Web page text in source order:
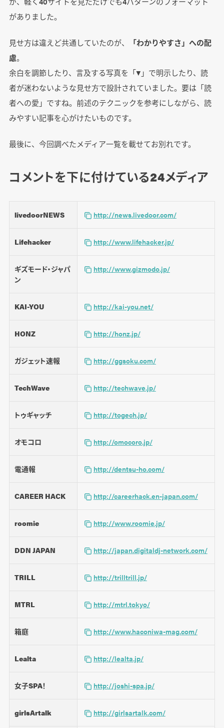
がありました。
見せ方は違えど共通していたのが、
「わかりやすさ」への配
慮。
余白を調節したり、言及する写真を「▼」で明示したり、読
者が迷わないような見せ方で設計されていました。要は「読
者への愛」ですね。前述のテクニックを参考にしながら、読
みやすい記事を心がけたいものです。
最後に、今回調べたメディア一覧を載せてお別れです。
コメントを下に付けている24メディア
livedoorNEWS http://news.livedoor.com/
Lifehacker http://www.lifehacker.jp/
ギズモード・ジャパ
ン
http://www.gizmodo.jp/
KAI-YOU http://kai-you.net/
HONZ http://honz.jp/
ガジェット速報 http://ggsoku.com/
TechWave http://techwave.jp/
トゥギャッチ http://togech.jp/
オモコロ http://omocoro.jp/
電通報 http://dentsu-ho.com/
CAREER HACK http://careerhack.en-japan.com/
roomie http://www.roomie.jp/
DDN JAPAN http://japan.digitaldj-network.com/
TRILL http://trilltrill.jp/
MTRL http://mtrl.tokyo/
箱庭 http://www.haconiwa-mag.com/
Lealta http://lealta.jp/
女子SPA！ http://joshi-spa.jp/
girlsArtalk http://girlsartalk.com/